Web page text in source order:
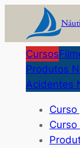
o
conteúdo
Cursos
Produtos
Acidentes